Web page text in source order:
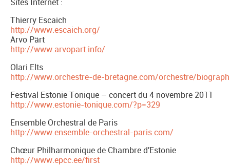
Thierry Escaich
http://www.escaich.org/
Arvo Pärt
http://www.arvopart.info/
Olari Elts
http://www.orchestre-de-bretagne.com/orchestre/
Festival Estonie Tonique – concert du 4 novembre 2011
http://www.estonie-tonique.com/?p=329
Ensemble Orchestral de Paris
http://www.ensemble-orchestral-paris.com/
Chœur Philharmonique de Chambre d'Estonie
http://www.epcc.ee/first